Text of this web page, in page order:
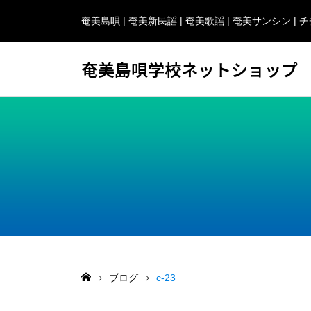
奄美島唄 | 奄美新民謡 | 奄美歌謡 | 奄美サンシン |
奄美島唄学校ネットショップ
ブログ c-23